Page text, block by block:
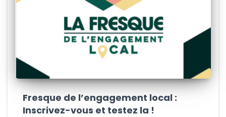
Fresque de l’engagement local :
Inscrivez-vous et testez la !